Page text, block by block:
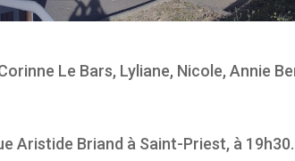
Le Bars, Lyliane, Nicole, Annie
Aristide Briand à Saint-Priest, à 19h30.